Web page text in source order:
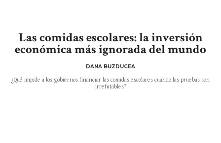
Las comidas escolares: la inversión
económica más ignorada del mundo
DANA BUZDUCEA
¿Qué impide a los gobiernos financiar las comidas escolares cuando las pruebas son
irrefutables?